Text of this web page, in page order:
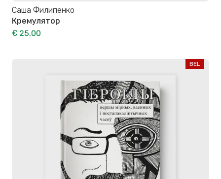
Саша Филипенко
Кремулятор
€ 25,00
BEL